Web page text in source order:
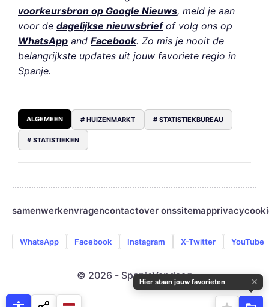
voorkeursbron op Google Nieuws, meld je aan
voor de dagelijkse nieuwsbriefof volg ons op
WhatsApp and Facebook. Zo mis je nooit de
belangrijkste updates uit jouw favoriete regio in
Spanje.
ALGEMEEN # HUIZENMARKT # STATISTIEKBUREAU
# STATISTIEKEN
samenwerkenvragencontactover onssitemapprivacy
WhatsApp Facebook Instagram X-Twitter YouTube
© 2026 - SpanjeVandaag
Hier staan jouw favorieten ✕